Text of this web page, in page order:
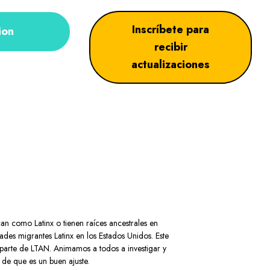
Inscríbete para
recibir
actualizaciones
como Latinx o tienen raíces ancestrales en
migrantes Latinx en los Estados Unidos. Este
de LTAN. Animamos a todos a investigar y
que es un buen ajuste.